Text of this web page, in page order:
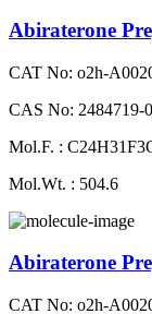
Abiraterone
CAT No: o2h-
CAS No: 2484719-
Mol.F. :
Mol.Wt. : 504.6
Abiraterone
CAT No: o2h-